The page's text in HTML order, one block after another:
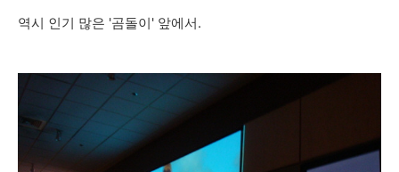
역시 인기 많은 '곰돌이' 앞에서.